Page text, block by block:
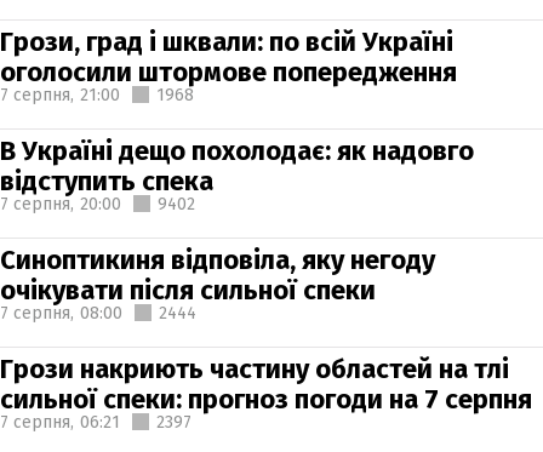
Грози, град і шквали: по всій Україні
оголосили штормове попередження
7 серпня, 21:00 1968
В Україні дещо похолодає: як надовго
відступить спека
7 серпня, 20:00 9402
Синоптикиня відповіла, яку негоду
очікувати після сильної спеки
7 серпня, 08:00 2444
Грози накриють частину областей на тлі
сильної спеки: прогноз погоди на 7 серпня
7 серпня, 06:21 2397